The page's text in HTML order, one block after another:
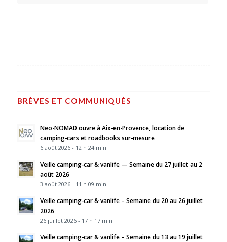
BRÈVES ET COMMUNIQUÉS
Neo-NOMAD ouvre à Aix-en-Provence, location de
camping-cars et roadbooks sur-mesure
6 août 2026 - 12 h 24 min
Veille camping-car & vanlife — Semaine du 27 juillet au 2
août 2026
3 août 2026 - 11 h 09 min
Veille camping-car & vanlife – Semaine du 20 au 26 juillet
2026
26 juillet 2026 - 17 h 17 min
Veille camping-car & vanlife – Semaine du 13 au 19 juillet